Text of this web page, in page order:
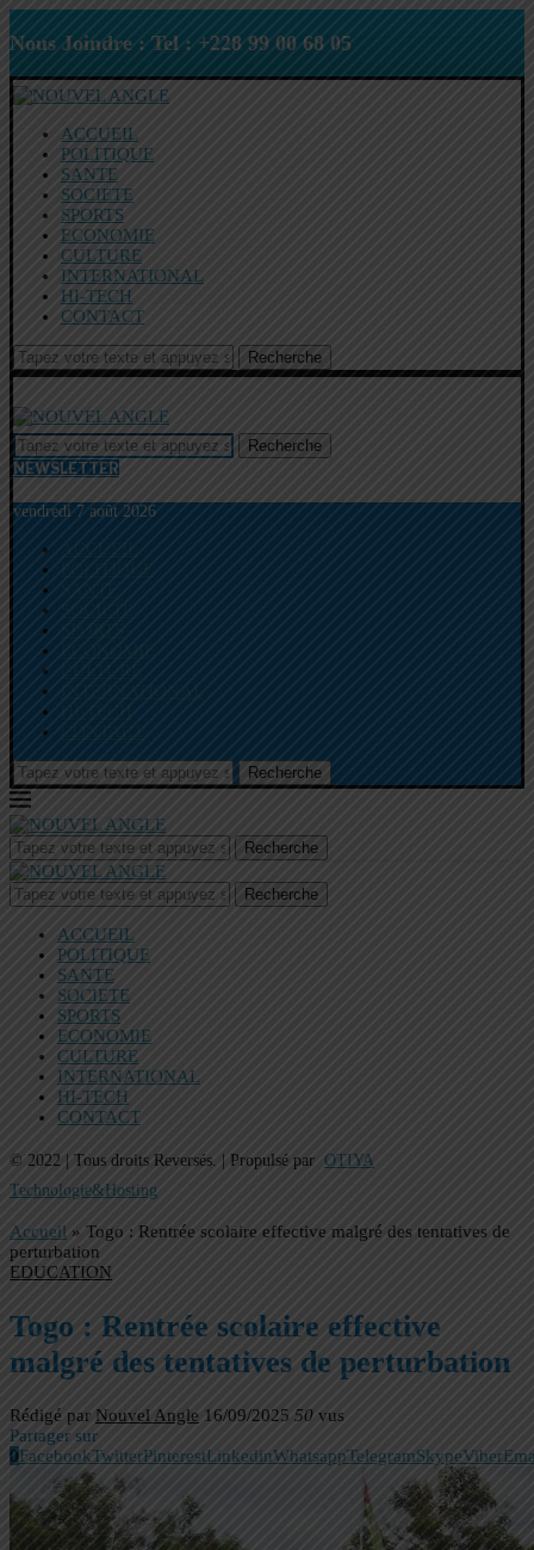
Nous Joindre : Tel : +228 99 00 68 05
ACCUEIL
POLITIQUE
SANTE
SOCIETE
SPORTS
ECONOMIE
CULTURE
INTERNATIONAL
HI-TECH
CONTACT
Recherche
Recherche
NEWSLETTER
vendredi 7 août 2026
Recherche
Recherche
Recherche
ACCUEIL
POLITIQUE
SANTE
SOCIETE
SPORTS
ECONOMIE
CULTURE
INTERNATIONAL
HI-TECH
CONTACT
© 2022 | Tous droits Reversés. | Propulsé par OTIYA
Technologie&Hosting
Accueil » Togo : Rentrée scolaire effective malgré des tentatives de
perturbation
EDUCATION
Togo : Rentrée scolaire effective
malgré des tentatives de perturbation
Rédigé par Nouvel Angle 16/09/2025 50 vus
Partager sur
0FacebookTwitterPinterestLinkedinWhatsappTelegramSkypeViber